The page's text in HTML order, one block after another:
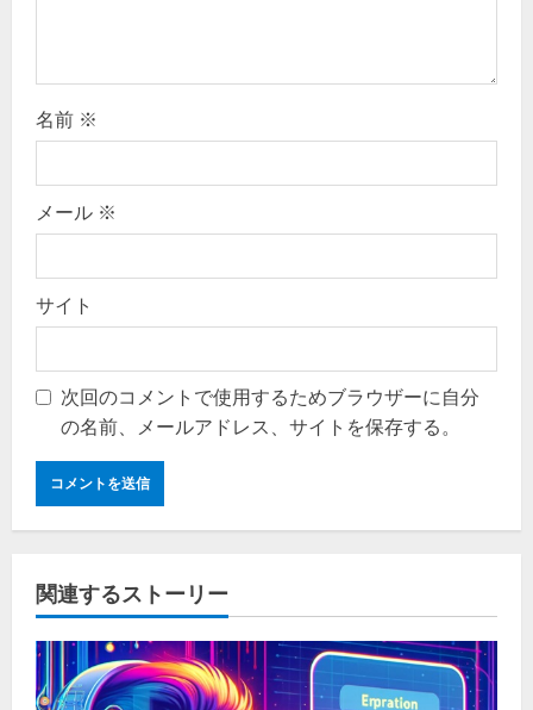
名前 ※
メール ※
サイト
次回のコメントで使用するためブラウザーに自分
の名前、メールアドレス、サイトを保存する。
関連するストーリー